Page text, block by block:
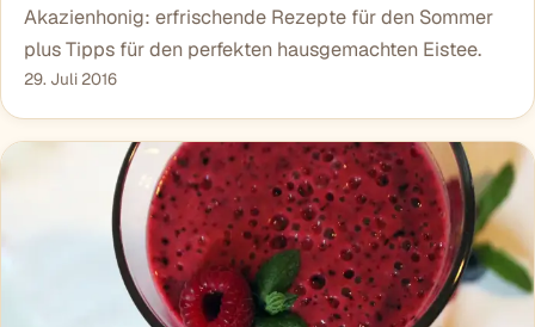
Akazienhonig: erfrischende Rezepte für den Sommer
plus Tipps für den perfekten hausgemachten Eistee.
29. Juli 2016